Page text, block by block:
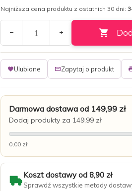
Najniższa cena produktu z ostatnich 30 dni:
Ulubione Zapytaj o produkt
Darmowa dostawa od 149,99 zł
Dodaj produkty za 149,99 zł
0,00 zł
Koszt dostawy od 8,90 zł
Sprawdź wszystkie metody